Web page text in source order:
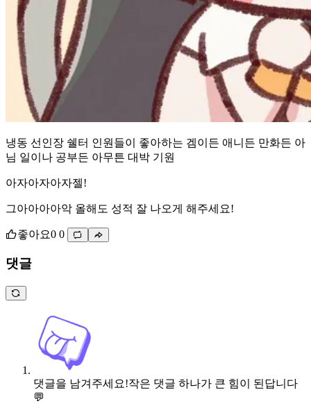
냉동 선인장 쉘터 인원들이 좋아하는 겜이든 애니든 만화든 아
님 일이나 공부든 아무튼 대박 기원
아자아자아자젤!
그아아아아악 올해도 성적 잘 나오게 해주세요!
좋아요0 0
댓글
댓글을 남겨주세요!작은 댓글 하나가 큰 힘이 된답니다
💬